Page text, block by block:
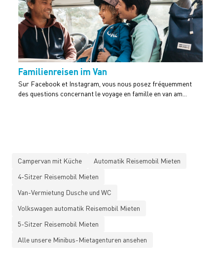
Familienreisen im Van
Sur Facebook et Instagram, vous nous posez fréquemment
des questions concernant le voyage en famille en van am...
Campervan mit Küche
Automatik Reisemobil Mieten
4-Sitzer Reisemobil Mieten
Van-Vermietung Dusche und WC
Volkswagen automatik Reisemobil Mieten
5-Sitzer Reisemobil Mieten
Alle unsere Minibus-Mietagenturen ansehen